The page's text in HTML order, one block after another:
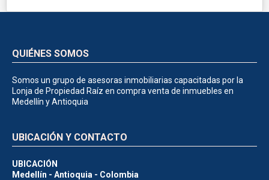
QUIÉNES SOMOS
Somos un grupo de asesoras inmobiliarias capacitadas por la
Lonja de Propiedad Raíz en compra venta de inmuebles en
Medellín y Antioquia
UBICACIÓN Y CONTACTO
UBICACIÓN
Medellín - Antioquia - Colombia